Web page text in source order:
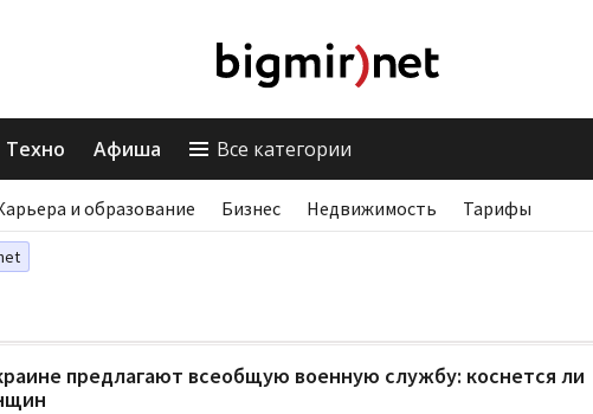
Техно Афиша Все категории
и образование Бизнес Недвижимость Тарифы
предлагают всеобщую военную службу: коснется ли